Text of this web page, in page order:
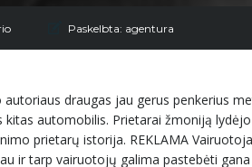
Paskelbta: agentura
draugas jau gerus penkerius
kitas automobilis. Prietarai žmoniją
prietarų istorija. REKLAMA
ir tarp vairuotojų galima pastebėti